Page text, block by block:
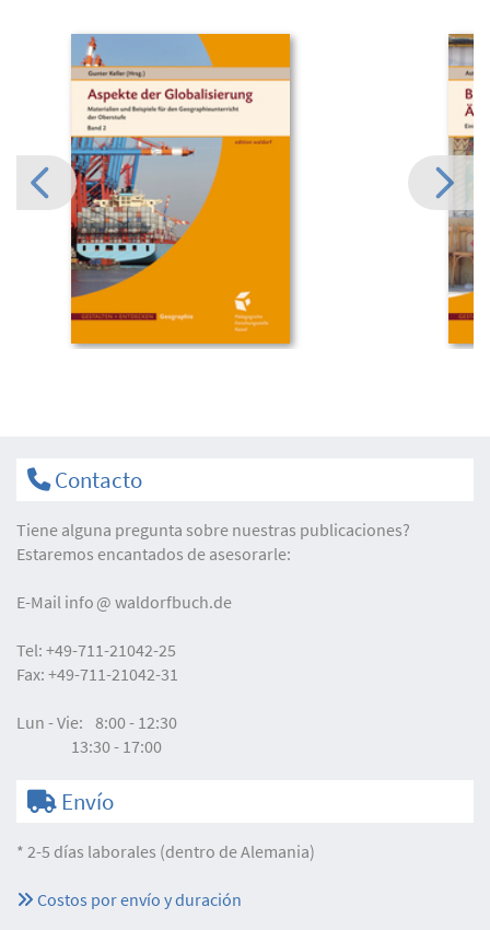
Contacto
Tiene alguna pregunta sobre nuestras publicaciones?
Estaremos encantados de asesorarle:
E-Mail info waldorfbuch.de
Tel: +49-711-21042-25
Fax: +49-711-21042-31
Lun - Vie: 8:00 - 12:30
13:30 - 17:00
Envío
* 2-5 días laborales (dentro de Alemania)
Costos por envío y duración